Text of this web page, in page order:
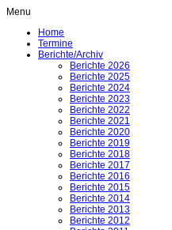
Menu
Home
Termine
Berichte/Archiv
Berichte 2026
Berichte 2025
Berichte 2024
Berichte 2023
Berichte 2022
Berichte 2021
Berichte 2020
Berichte 2019
Berichte 2018
Berichte 2017
Berichte 2016
Berichte 2015
Berichte 2014
Berichte 2013
Berichte 2012